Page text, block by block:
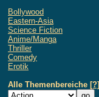
Bollywood
Eastern-Asia
Science Fiction
Anime/Manga
Thriller
Comedy
Erotik
Alle Themenbereiche [?]